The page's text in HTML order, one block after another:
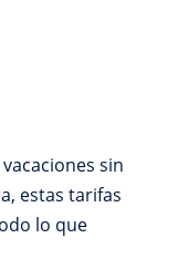
sin
estas tarifas
lo que